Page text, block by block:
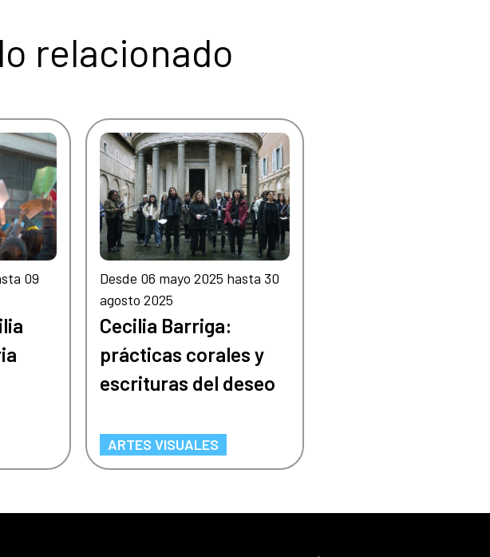
relacionado
09
Desde 06 mayo 2025 hasta 30
agosto 2025
Cecilia Barriga:
prácticas corales y
escrituras del deseo
ARTES VISUALES